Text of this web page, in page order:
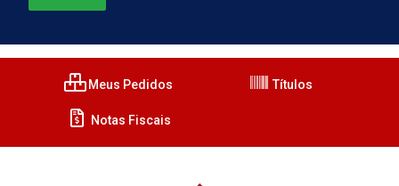
Meus Pedidos Títulos
Notas Fiscais